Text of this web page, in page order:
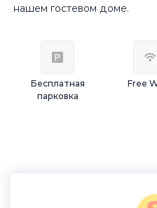
нашем гостевом доме.
Бесплатная
парковка
Free